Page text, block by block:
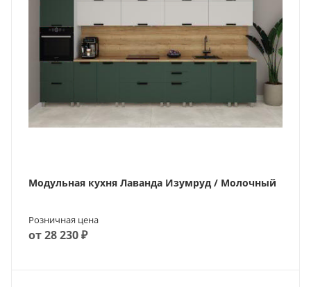
Модульная кухня Лаванда Изумруд / Молочный
Розничная цена
от 28 230 ₽